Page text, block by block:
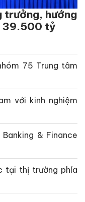
trưởng, hướng
39.500 tỷ
75 Trung tâm
với kinh nghiệm
& Finance
tại thị trường phía